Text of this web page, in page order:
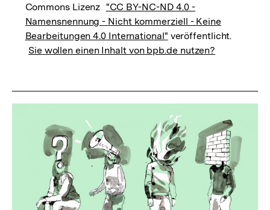
Commons Lizenz "CC BY-NC-ND 4.0 -
Namensnennung - Nicht kommerziell - Keine
Bearbeitungen 4.0 International" veröffentlicht.
Sie wollen einen Inhalt von bpb.de nutzen?
Dossier
zur
Thematik